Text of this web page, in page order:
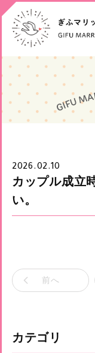
2026.02.10
カップル成立
い。
前へ
カテゴリ